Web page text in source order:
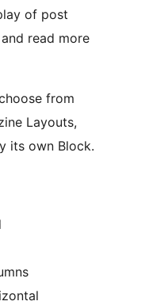
of post
read more
from
Layouts,
its own Block.